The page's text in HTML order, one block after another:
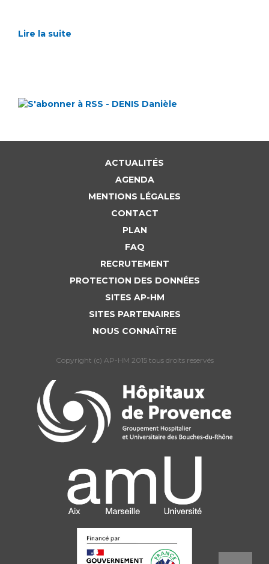
Lire la suite
ACTUALITÉS
AGENDA
MENTIONS LÉGALES
CONTACT
PLAN
FAQ
RECRUTEMENT
PROTECTION DES DONNÉES
SITES AP-HM
SITES PARTENAIRES
NOUS CONNAÎTRE
Copyright (c) AP-HM 2015 tous droits reservés